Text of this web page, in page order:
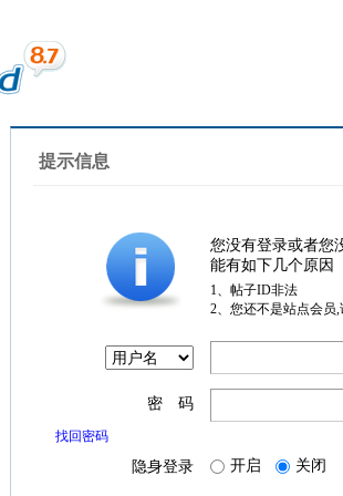
提示信息
您没有登录或者您
能有如下几个原因
1、帖子ID非法
2、您还不是站点会员
密 码
找回密码
隐身登录 开启 关闭